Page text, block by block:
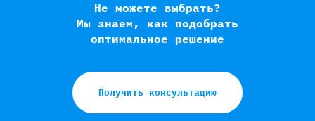
Не можете выбрать?
Мы знаем, как подобрать
оптимальное решение
Получить консультацию